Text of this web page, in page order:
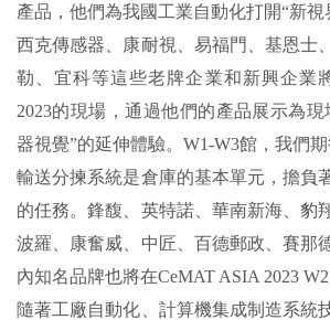
產品，他們為我國工業自動化打開“新視
西克傳感器、康耐視、易福門、基恩士
勒、宜科等這些老牌企業和新興企業
2023的現場，通過他們的產品展示為
器視覺”的延伸體驗。W1-W3館，我們期
輸送分揀系統是倉庫的基本單元，擔負
的任務。鋒馥、英特諾、華南新海、豹
波羅、康奮威、中匠、百德郵政、賽那
內知名品牌也將在CeMAT ASIA 2023
隨著工廠自動化、計算機集成制造系統